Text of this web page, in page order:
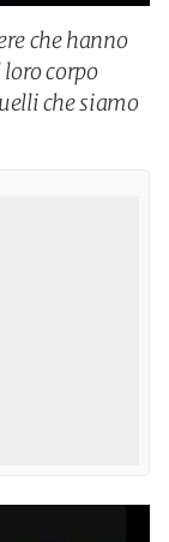
che hanno
corpo
che siamo